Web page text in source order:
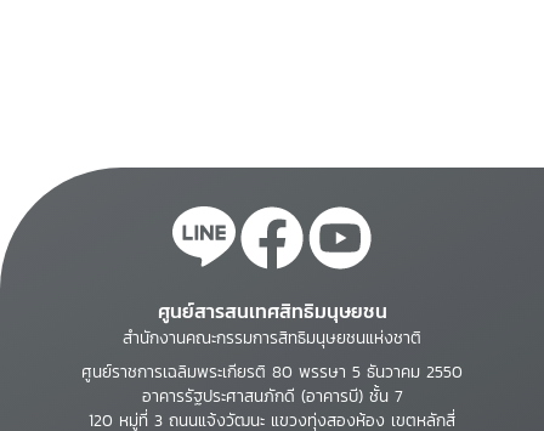
ศูนย์สารสนเทศสิทธิมนุษยชน
สำนักงานคณะกรรมการสิทธิมนุษยชนแห่งชาติ
ศูนย์ราชการเฉลิมพระเกียรติ 80 พรรษา 5 ธันวาคม 2550
อาคารรัฐประศาสนภักดี (อาคารบี) ชั้น 7
120 หมู่ที่ 3 ถนนแจ้งวัฒนะ แขวงทุ่งสองห้อง เขตหลักสี่